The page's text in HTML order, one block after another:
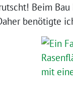
Beim
benötigte